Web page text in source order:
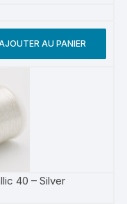
AU PANIER
40 – Silver